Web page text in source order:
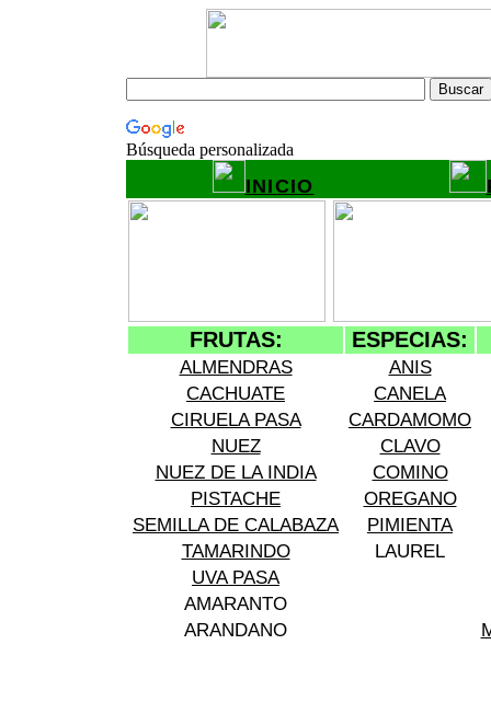
Búsqueda personalizada
INICIO
FRUTAS: ESPECIAS:
ALMENDRAS
ANIS
CACHUATE
CANELA
CIRUELA PASA
CARDAMOMO
NUEZ
CLAVO
NUEZ DE LA INDIA
COMINO
PISTACHE
OREGANO
SEMILLA DE CALABAZA
PIMIENTA
TAMARINDO
LAUREL
UVA PASA
AMARANTO
ARANDANO